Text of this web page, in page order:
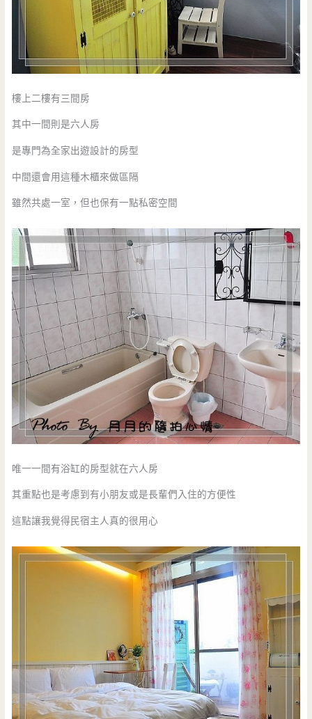
樓上二樓有三間房
其中一間則是六人房
是專門為全家出遊設計的房型
中間還會用這種木櫃來做區隔
雖然共處一室，但也保有一點私密空間
唯一一間有浴缸的房型就在六人房
其重點也是考慮到有小朋友或是長輩們入住的方便性
這點讓我覺得民宿主人真的很用心